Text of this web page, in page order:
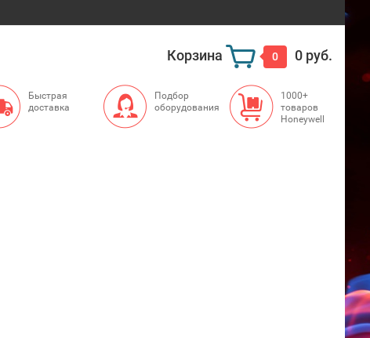
Корзина 0 0 руб.
Быстрая
доставка
Подбор
оборудования
1000+
товаров
Honeywell